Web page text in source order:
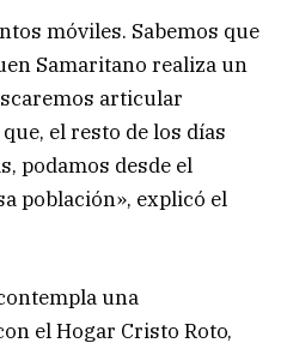
móviles. Sabemos que
Samaritano realiza un
articular
el resto de los días
podamos desde el
población», explicó el
una
el Hogar Cristo Roto,